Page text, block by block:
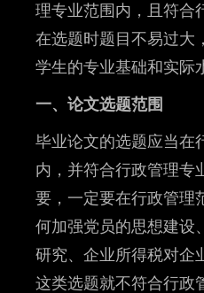
理专业范围内，且符合
在选题时题目不易过大
学生的专业基础和实际
一、论文选题范围
毕业论文的选题应当在
内，并符合行政管理专
要，一定要在行政管理
何加强党员的思想建设
研究、企业所得税对企
这类选题就不符合行政